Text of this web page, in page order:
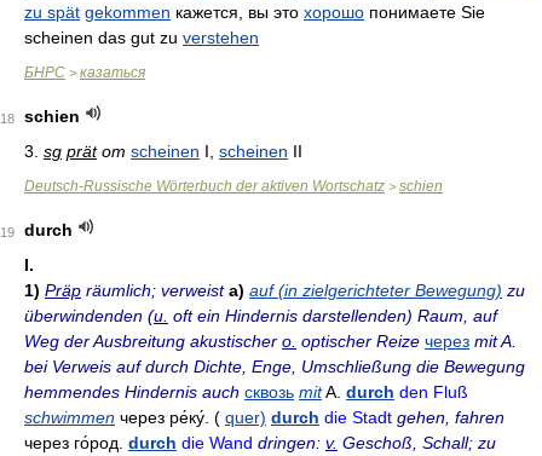
zu spät gekommen кажется, вы это хорошо понимаете Sie
scheinen das gut zu verstehen
БНРС > казаться
18
schien
3. sg prät от scheinen I, scheinen II
Deutsch-Russische Wörterbuch der aktiven Wortschatz > schien
19
durch
I.
1) Präp räumlich; verweist a) auf (in zielgerichteter Bewegung) zu
überwindenden (u. oft ein Hindernis darstellenden) Raum, auf
Weg der Ausbreitung akustischer o. optischer Reize через mit A.
bei Verweis auf durch Dichte, Enge, Umschließung die Bewegung
hemmendes Hindernis auch сквозь mitA. durch den Fluß
schwimmen через ре́ку́ . ( quer) durch die Stadt gehen, fahren
через го́род durch die Wand dringen: v. Geschoß, Schall; zu